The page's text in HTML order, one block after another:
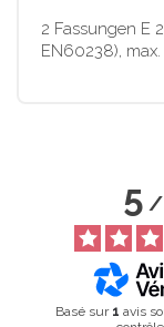
2 Fassungen E
EN60238),
5/
Basé sur 1 avis